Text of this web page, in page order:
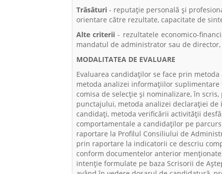
Trăsături - reputaţie personală şi
orientare către rezultate, capacitate de
Alte criterii - rezultatele economico-
mandatul de administrator sau de
MODALITATEA DE EVALUARE
Evaluarea candidaților se face prin
metoda analizei informațiilor
comisa de selecție și nominalizare, în
punctajului, metoda analizei declarației
candidați, metoda verificării activității
comportamentale a candidaților pe
raportare la Profilul Consiliului de
prin raportare la indicatorii ce descriu
conform documentelor anterior
intenție formulate pe baza Scrisorii de